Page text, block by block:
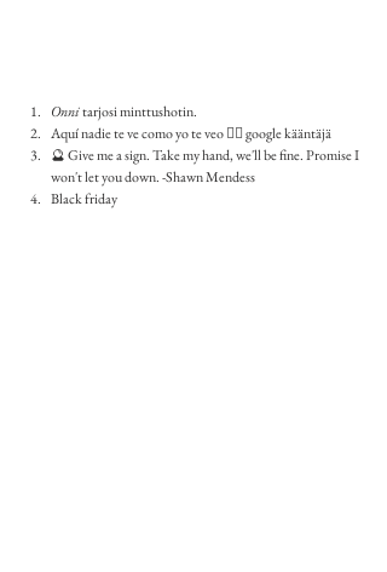
Onni tarjosi minttushotin.
Aquí nadie te ve como yo te veo 👉🏻 google kääntäjä
🔮 Give me a sign. Take my hand, we'll be fine. Promise I
won't let you down. -Shawn Mendess
Black friday